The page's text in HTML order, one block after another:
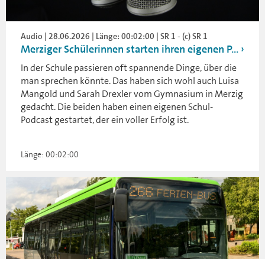
Audio | 28.06.2026 | Länge: 00:02:00 | SR 1 - (c) SR 1
Merziger Schülerinnen starten ihren eigenen P...
In der Schule passieren oft spannende Dinge, über die
man sprechen könnte. Das haben sich wohl auch Luisa
Mangold und Sarah Drexler vom Gymnasium in Merzig
gedacht. Die beiden haben einen eigenen Schul-
Podcast gestartet, der ein voller Erfolg ist.
Länge: 00:02:00